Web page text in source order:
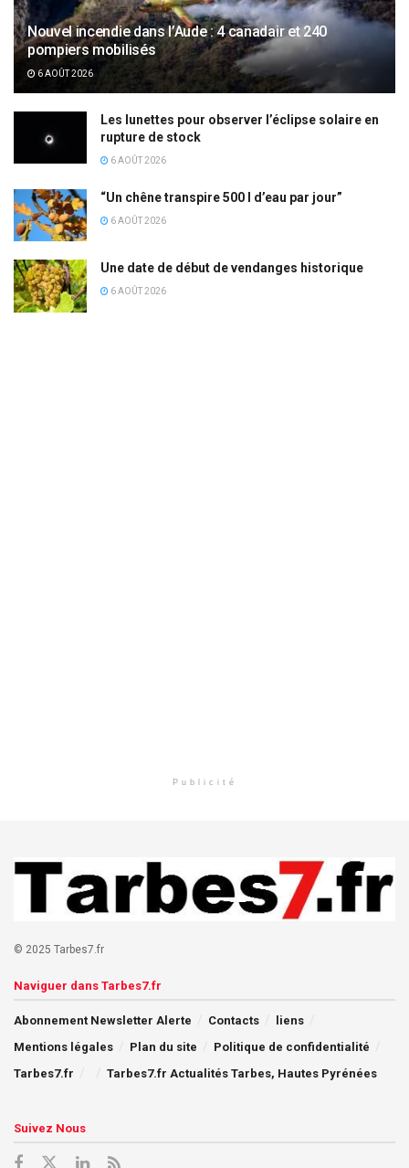
Nouvel incendie dans l’Aude : 4 canadair et 240
pompiers mobilisés
6 AOÛT 2026
Les lunettes pour observer l’éclipse solaire en
rupture de stock
6 AOÛT 2026
“Un chêne transpire 500 l d’eau par jour”
6 AOÛT 2026
Une date de début de vendanges historique
6 AOÛT 2026
Publicité
© 2025 Tarbes7.fr
Naviguer dans Tarbes7.fr
Abonnement Newsletter Alerte Contacts
liens
Mentions légales
Plan du site
Politique de confidentialité
Tarbes7.fr
Tarbes7.fr Actualités Tarbes, Hautes Pyrénées
Suivez Nous